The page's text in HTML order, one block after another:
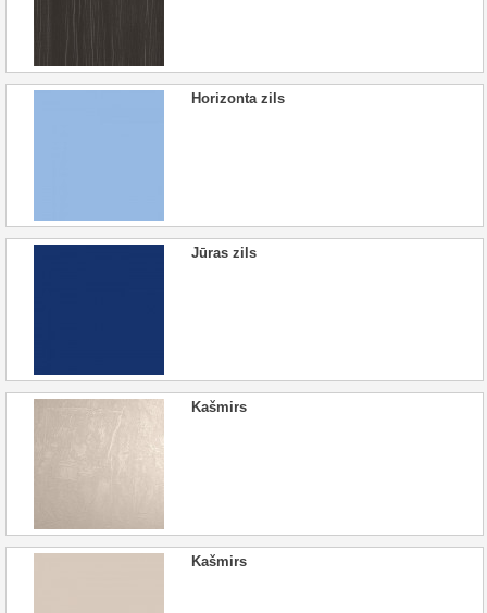
Horizonta zils
Jūras zils
Kašmirs
Kašmirs